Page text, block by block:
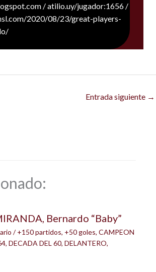
/ atilio.uy/jugador:1656 /
2020/08/23/great-players-
Entrada siguiente →
Bernardo “Baby”
/+150 partidos, +50 goles, CAMPEON
, DECADA DEL 60, DELANTERO,